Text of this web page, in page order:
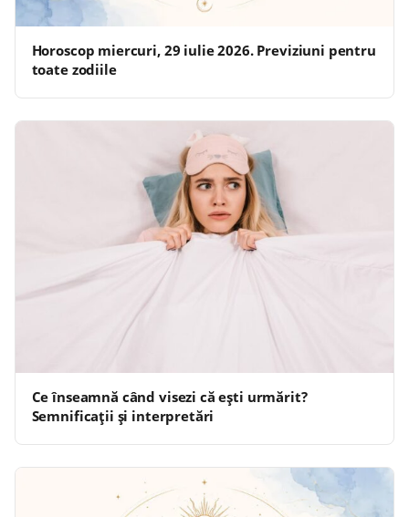
Horoscop miercuri, 29 iulie 2026. Previziuni pentru
toate zodiile
Ce înseamnă când visezi că ești urmărit?
Semnificații și interpretări